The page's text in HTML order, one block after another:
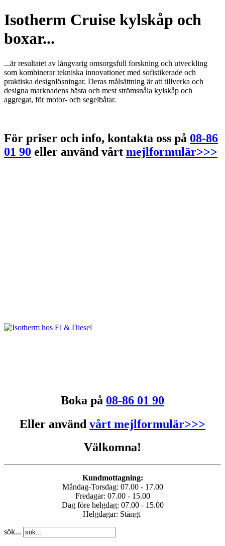
Isotherm Cruise kylskåp och
boxar...
...är resultatet av långvarig omsorgsfull forskning och utveckling
som kombinerar tekniska innovationer med sofistikerade och
praktiska designlösningar. Deras målsättning är att tillverka och
designa marknadens bästa och mest strömsnåla kylskåp och
aggregat, för motor- och segelbåtar.
För priser och info, kontakta oss på 08-86
01 90 eller använd vårt mejlformulär>>>
Boka på 08-86 01 90
Eller använd vårt mejlformulär>>>
Välkomna!
Kundmottagning:
Måndag-Torsdag: 07.00 - 17.00
Fredagar: 07.00 - 15.00
Dag före helgdag: 07.00 - 15.00
Helgdagar: Stängt
sök...